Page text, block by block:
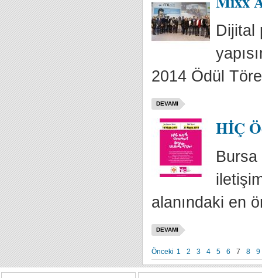
Dijital
2014 Ödül
DEVAMI
HİÇ
Bursa
alanındaki en
DEVAMI
Önceki 1 2 3 4 5 6 7 8 9